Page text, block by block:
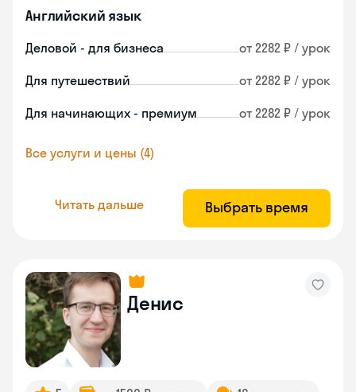
Английский язык
Деловой - для бизнеса от 2282 ₽ / урок
Для путешествий от 2282 ₽ / урок
Для начинающих - премиум от 2282 ₽ / урок
Все услуги и цены (4)
Читать дальше Выбрать время
Денис